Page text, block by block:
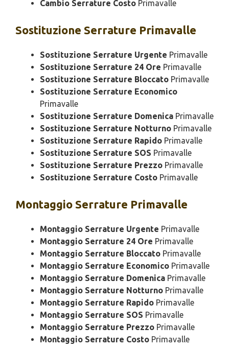
Cambio Serrature Costo Primavalle
Sostituzione Serrature Primavalle
Sostituzione Serrature Urgente Primavalle
Sostituzione Serrature 24 Ore Primavalle
Sostituzione Serrature Bloccato Primavalle
Sostituzione Serrature Economico
Primavalle
Sostituzione Serrature Domenica Primavalle
Sostituzione Serrature Notturno Primavalle
Sostituzione Serrature Rapido Primavalle
Sostituzione Serrature SOS Primavalle
Sostituzione Serrature Prezzo Primavalle
Sostituzione Serrature Costo Primavalle
Montaggio Serrature Primavalle
Montaggio Serrature Urgente Primavalle
Montaggio Serrature 24 Ore Primavalle
Montaggio Serrature Bloccato Primavalle
Montaggio Serrature Economico Primavalle
Montaggio Serrature Domenica Primavalle
Montaggio Serrature Notturno Primavalle
Montaggio Serrature Rapido Primavalle
Montaggio Serrature SOS Primavalle
Montaggio Serrature Prezzo Primavalle
Montaggio Serrature Costo Primavalle